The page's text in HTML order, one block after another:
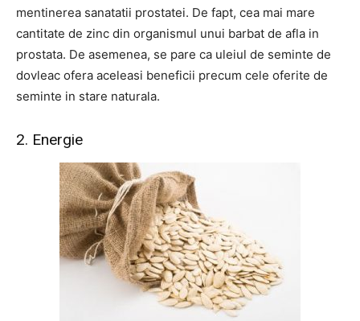
mentinerea sanatatii prostatei. De fapt, cea mai mare
cantitate de zinc din organismul unui barbat de afla in
prostata. De asemenea, se pare ca uleiul de seminte de
dovleac ofera aceleasi beneficii precum cele oferite de
seminte in stare naturala.
2. Energie